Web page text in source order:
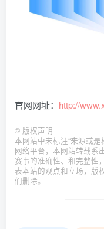
官网网址： http://
© 版权声明
本网站中未标注“来源或
网络平台，本网站转载系
赛事的准确性、和完整性
表本站的观点和立场，版
们删除。